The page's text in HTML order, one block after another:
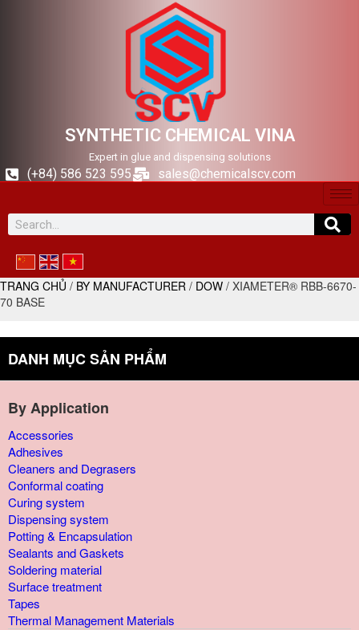
SYNTHETIC CHEMICAL VINA
Expert in glue and dispensing solutions
(+84) 586 523 595 sales@chemicalscv.com
TRANG CHỦ / BY MANUFACTURER / DOW / XIAMETER® RBB-6670-
70 BASE
DANH MỤC SẢN PHẨM
By Application
Accessories
Adhesives
Cleaners and Degrasers
Conformal coating
Curing system
Dispensing system
Potting & Encapsulation
Sealants and Gaskets
Soldering material
Surface treatment
Tapes
Thermal Management Materials